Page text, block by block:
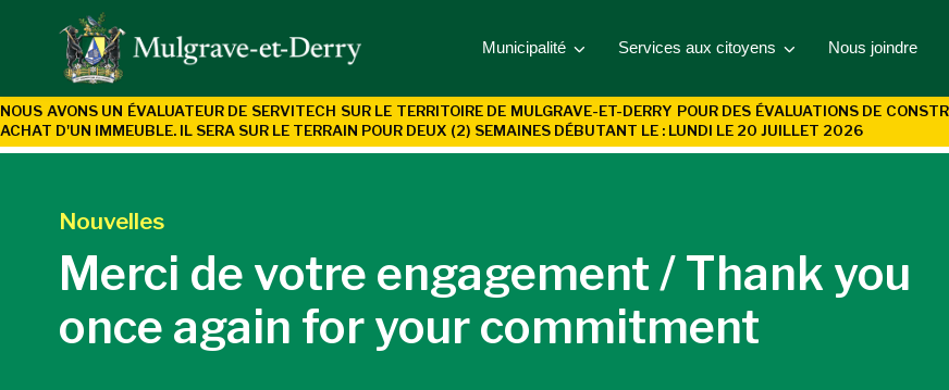
Municipalité Services aux citoyens Nous joindre
NOUS AVONS UN ÉVALUATEUR DE SERVITECH SUR LE TERRITOIRE DE MULGRAVE-ET-DERRY POUR DES ÉVALUATIONS DE
ACHAT D'UN IMMEUBLE. IL SERA SUR LE TERRAIN POUR DEUX (2) SEMAINES DÉBUTANT LE : LUNDI LE 20 JUILLET 2026
Nouvelles
Merci de votre engagement / Thank you
once again for your commitment